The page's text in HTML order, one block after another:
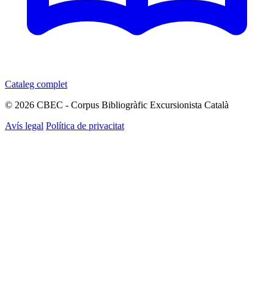
Cataleg complet
© 2026 CBEC - Corpus Bibliogràfic Excursionista Català
Avís legal Política de privacitat